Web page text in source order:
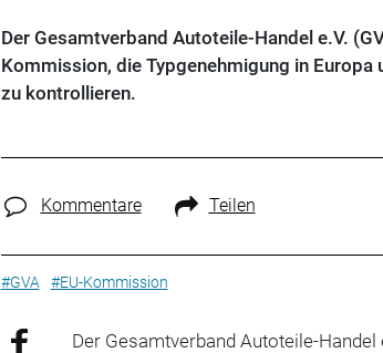
Der Gesamtverband Autoteile-Handel e.V.
Kommission, die Typgenehmigung in
zu kontrollieren.
Kommentare Teilen
#GVA #EU-Kommission
Der Gesamtverband Autoteile-Handel